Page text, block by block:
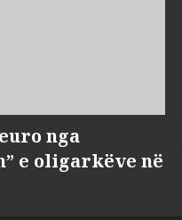
nga
e oligarkëve në